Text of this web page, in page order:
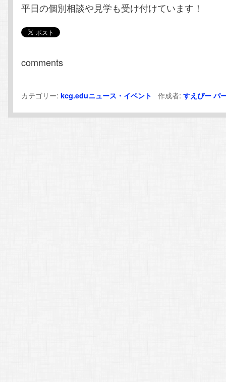
平日の個別相談や見学も受け付けています！
comments
カテゴリー:kcg.eduニュース・イベント 作成者:すえぴー パ